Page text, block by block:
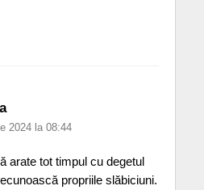
2024 la 08:44
arate tot timpul cu degetul
propriile slăbiciuni.